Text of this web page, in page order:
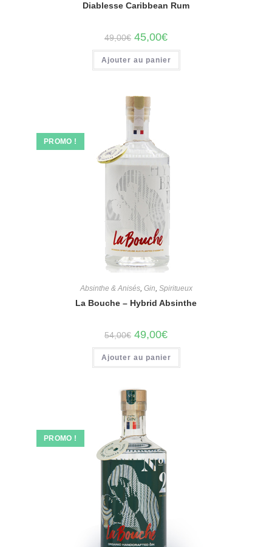
Diablesse Caribbean Rum
49,00€ Le
prix
initial
était :
49,00€.
45,00€Le
actuel
est :
45,00€.
Ajouter au panier
PROMO !
Absinthe & Anisés, Gin Spiritueux
La Bouche – Hybrid Absinthe
54,00€ Le
prix
initial
était :
54,00€.
49,00€Le
prix
actuel
est :
49,00€.
Ajouter au panier
PROMO !